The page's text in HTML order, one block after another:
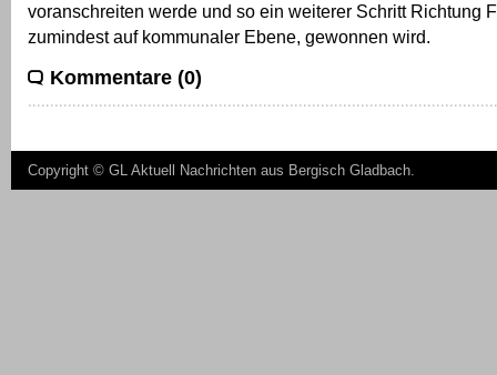
voranschreiten werde und so ein weiterer Schritt Richtung
zumindest auf kommunaler Ebene, gewonnen wird.
Kommentare (0)
Copyright © GL Aktuell Nachrichten aus Bergisch Gladbach.